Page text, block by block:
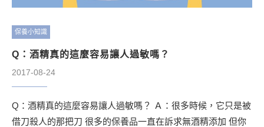
保養小知識
Q：酒精真的這麼容易讓人過敏嗎？
2017-08-24
Q：酒精真的這麼容易讓人過敏嗎？ Ａ：很多時候，它只是被
借刀殺人的那把刀 很多的保養品一直在訴求無酒精添加 但你